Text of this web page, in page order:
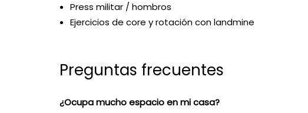
Press militar / hombros
Ejercicios de core y rotación con landmine
Preguntas frecuentes
¿Ocupa mucho espacio en mi casa?